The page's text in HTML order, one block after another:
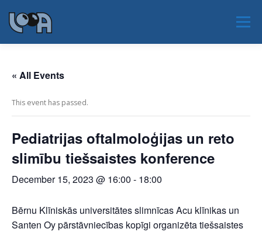
content
Menu
PAR NOZARI
KONTAKTI
« All Events
This event has passed.
Pediatrijas oftalmoloģijas un reto
slimību tiešsaistes konference
December 15, 2023 @ 16:00 - 18:00
Bērnu Klīniskās universitātes slimnīcas Acu klīnikas un
Santen Oy pārstāvniecības kopīgi organizēta tiešsaistes